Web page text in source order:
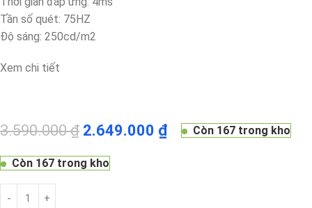
Tần số quét: 75HZ
Độ sáng: 250cd/m2
Xem chi tiết
3.590.000₫ 2.649.000 ₫ Còn 167 trong kho
Còn 167 trong kho